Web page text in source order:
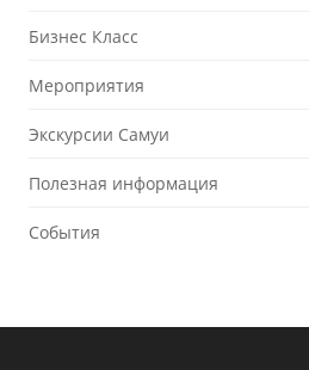
Бизнес Класс
Мероприятия
Экскурсии Самуи
Полезная информация
События